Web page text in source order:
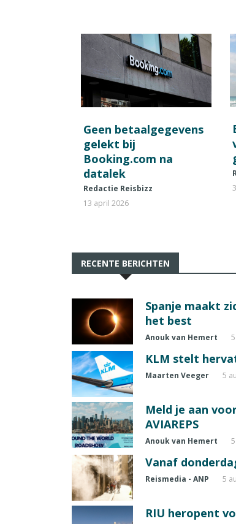
Geen betaalgegevens
gelekt bij
Booking.com na
datalek
Redactie Reisbizz
13 april 2026
RECENTE BERICHTEN
Spanje maakt
het best
Anouk van Hemert
KLM stelt
Maarten Veeger 5
Meld je aan
AVIAREPS
Anouk van Hemert
Vanaf
Reismedia - ANP 5
RIU heropent